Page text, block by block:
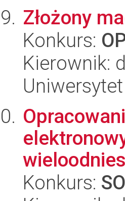
Złożony
Konkurs:
Kierownik:
Konkurs: